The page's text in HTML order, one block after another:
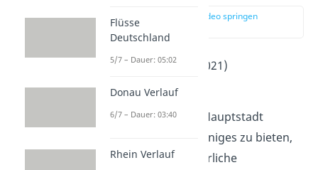
zur Stelle im Video springen
Einwohner: 556.000 (2021)
Fläche
: 204 km
niedersächsische
Hauptstadt
. Sie hat einiges zu bieten,
unter anderem das jährliche
Flüsse
Deutschland
5/7 – Dauer: 05:02
Donau Verlauf
6/7 – Dauer: 03:40
Rhein Verlauf